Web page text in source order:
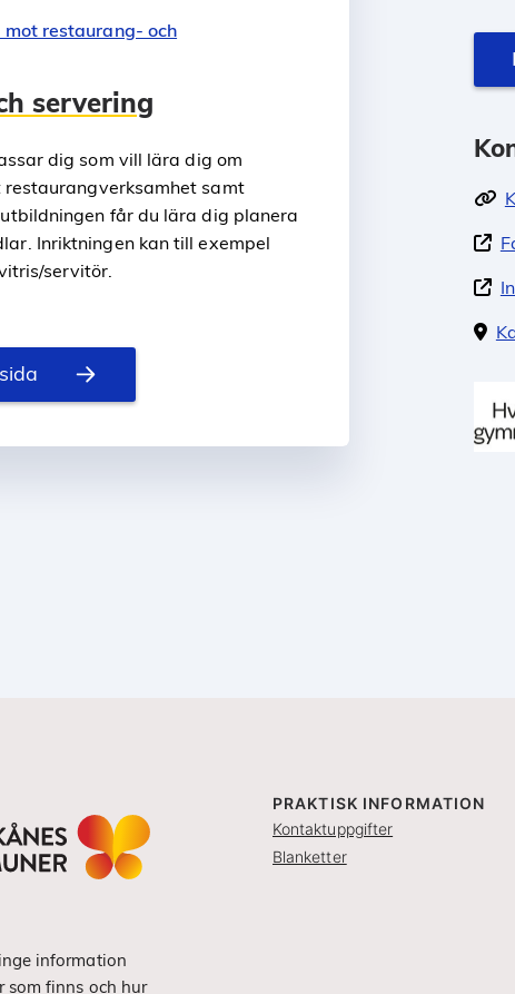
restaurang- och
servering
dig som vill lära dig om
samt
får du lära dig planera
Inriktningen kan till exempel
servitör.
information
som finns och hur
PRAKTISK INFORMATION
Kontaktuppgifter
Blanketter